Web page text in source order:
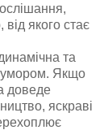
якого стає
та
Якщо
доведе
яскраві